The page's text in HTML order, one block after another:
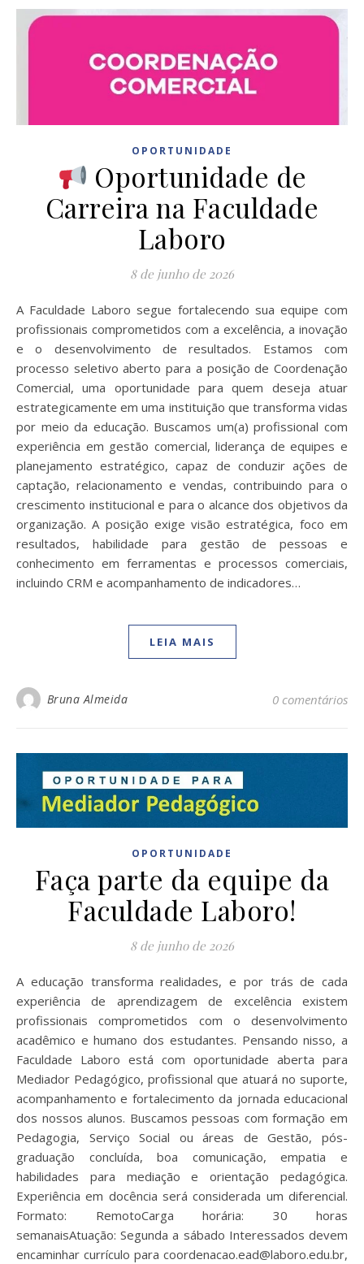
OPORTUNIDADE
Oportunidade de
Carreira na Faculdade
Laboro
8 de junho de 2026
A Faculdade Laboro segue fortalecendo sua equipe com
profissionais comprometidos com a excelência, a inovação
e o desenvolvimento de resultados. Estamos com
processo seletivo aberto para a posição de Coordenação
Comercial, uma oportunidade para quem deseja atuar
estrategicamente em uma instituição que transforma vidas
por meio da educação. Buscamos um(a) profissional com
experiência em gestão comercial, liderança de equipes e
planejamento estratégico, capaz de conduzir ações de
captação, relacionamento e vendas, contribuindo para o
crescimento institucional e para o alcance dos objetivos da
organização. A posição exige visão estratégica, foco em
resultados, habilidade para gestão de pessoas e
conhecimento em ferramentas e processos comerciais,
incluindo CRM e acompanhamento de indicadores…
LEIA MAIS
Bruna Almeida 0 comentários
OPORTUNIDADE
Faça parte da equipe da
Faculdade Laboro!
8 de junho de 2026
A educação transforma realidades, e por trás de cada
experiência de aprendizagem de excelência existem
profissionais comprometidos com o desenvolvimento
acadêmico e humano dos estudantes. Pensando nisso, a
Faculdade Laboro está com oportunidade aberta para
Mediador Pedagógico, profissional que atuará no suporte,
acompanhamento e fortalecimento da jornada educacional
dos nossos alunos. Buscamos pessoas com formação em
Pedagogia, Serviço Social ou áreas de Gestão, pós-
graduação concluída, boa comunicação, empatia e
habilidades para mediação e orientação pedagógica.
Experiência em docência será considerada um diferencial.
Formato: RemotoCarga horária: 30 horas
semanaisAtuação: Segunda a sábado Interessados devem
encaminhar currículo para coordenacao.ead@laboro.edu.br,